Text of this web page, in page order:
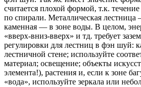
считается плохой формой, т.к.
по спирали. Металлическая лестница
каменная — в зоне воды. В целом,
«вверх-вниз-вверх» и тд. требует
регулировки для лестниц в фэн шуй:
лестничной стене; используйте
материал; освещение; объекты
элемента!), растения и, если к зоне
«вода», используйте зеркала или